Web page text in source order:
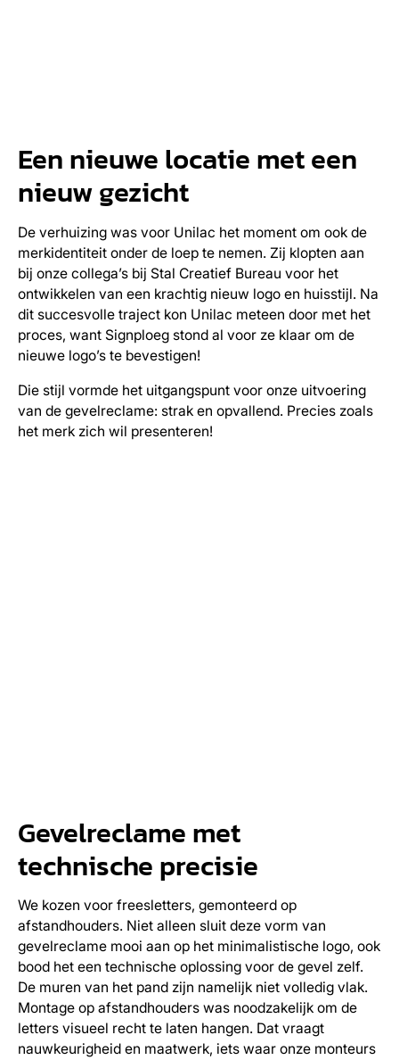
Een nieuwe locatie met een
nieuw gezicht
De verhuizing was voor Unilac het moment om ook de
merkidentiteit onder de loep te nemen. Zij klopten aan
bij onze collega’s bij Stal Creatief Bureau voor het
ontwikkelen van een krachtig nieuw logo en huisstijl. Na
dit succesvolle traject kon Unilac meteen door met het
proces, want Signploeg stond al voor ze klaar om de
nieuwe logo’s te bevestigen!
Die stijl vormde het uitgangspunt voor onze uitvoering
van de gevelreclame: strak en opvallend. Precies zoals
het merk zich wil presenteren!
Gevelreclame met
technische precisie
We kozen voor freesletters, gemonteerd op
afstandhouders. Niet alleen sluit deze vorm van
gevelreclame mooi aan op het minimalistische logo, ook
bood het een technische oplossing voor de gevel zelf.
De muren van het pand zijn namelijk niet volledig vlak.
Montage op afstandhouders was noodzakelijk om de
letters visueel recht te laten hangen. Dat vraagt
nauwkeurigheid en maatwerk, iets waar onze monteurs